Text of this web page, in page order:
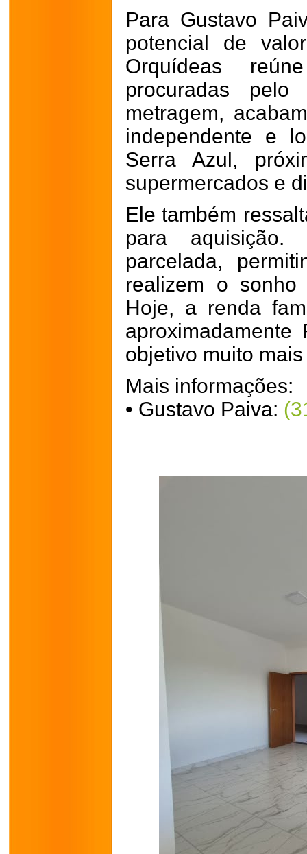
Para Gustavo
potencial de
Orquídeas
procuradas
metragem,
independente e
Serra Azul,
supermercados e
Ele também
para
parcelada,
realizem o sonho
Hoje, a renda
objetivo muito
Mais informações:
• Gustavo Paiva: